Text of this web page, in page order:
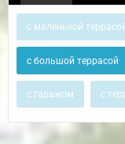
с маленькой
с большой террасой
с гаражом с